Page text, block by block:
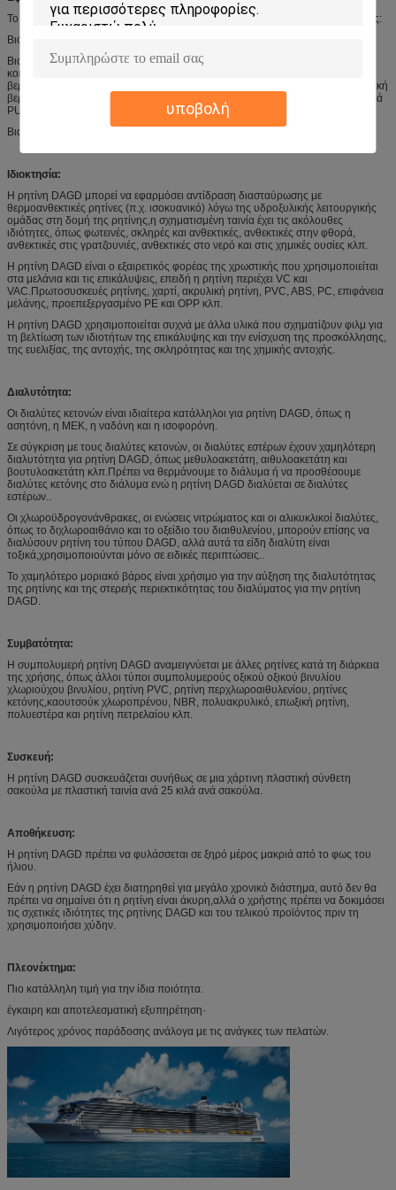
υποβολή
Το DAGD εφαρμόζεται επί του παρόντος στους ακόλουθους πολλούς κλάδους:
Βιομηχανία μελάνων: μελάνες εκτύπωσης με βάθρα για την επικάλυψη.
Βιομηχανία επικαλύψεων: βερνίκι επικάλυψης πλοίων, βερνίκι επικάλυψης
κοινού μετάλλου, ανθεκτική στη διάβρωση επικάλυψη για πλοία και πλοία,
βερνίκι για το κέλυφος μηχανημάτων, βαφές βιομηχανικής συντήρησης,πλαστική
βερνίτιδα, επικάλυψη δοχείων, επικάλυψη δέρματος, υψηλής ποιότητας μπογιά
PU ξύλου, χρώμα μετάλλου κλπ.
Βιομηχανία κόλλων: κόλλες διαστρωμάτων, κόλλες μαγνητικής ταινίας.
Ιδιοκτησία:
Η ρητίνη DAGD μπορεί να εφαρμόσει αντίδραση διασταύρωσης με
θερμοανθεκτικές ρητίνες (π.χ. ισοκυανικό) λόγω της υδροξυλικής λειτουργικής
ομάδας στη δομή της ρητίνης,η σχηματισμένη ταινία έχει τις ακόλουθες
ιδιότητες, όπως φωτεινές, σκληρές και ανθεκτικές, ανθεκτικές στην φθορά,
ανθεκτικές στις γρατζουνιές, ανθεκτικές στο νερό και στις χημικές ουσίες κλπ.
Η ρητίνη DAGD είναι ο εξαιρετικός φορέας της χρωστικής που χρησιμοποιείται
στα μελάνια και τις επικάλυψεις, επειδή η ρητίνη περιέχει VC και
VAC.Πρωτοσυσκευές ρητίνης, χαρτί, ακρυλική ρητίνη, PVC, ABS, PC, επιφάνεια
μελάνης, προεπεξεργασμένο PE και OPP κλπ.
Η ρητίνη DAGD χρησιμοποιείται συχνά με άλλα υλικά που σχηματίζουν φιλμ για
τη βελτίωση των ιδιοτήτων της επικάλυψης και την ενίσχυση της προσκόλλησης,
της ευελιξίας, της αντοχής, της σκληρότητας και της χημικής αντοχής.
Διαλυτότητα:
Οι διαλύτες κετονών είναι ιδιαίτερα κατάλληλοι για ρητίνη DAGD, όπως η
ασητόνη, η MEK, η ναδόνη και η ισοφορόνη.
Σε σύγκριση με τους διαλύτες κετονών, οι διαλύτες εστέρων έχουν χαμηλότερη
διαλυτότητα για ρητίνη DAGD, όπως μεθυλοακετάτη, αιθυλοακετάτη και
βουτυλοακετάτη κλπ.Πρέπει να θερμάνουμε το διάλυμα ή να προσθέσουμε
διαλύτες κετόνης στο διάλυμα ενώ η ρητίνη DAGD διαλύεται σε διαλύτες
εστέρων..
Οι χλωροϋδρογονάνθρακες, οι ενώσεις νιτρώματος και οι αλικυκλικοί διαλύτες,
όπως το διχλωροαιθάνιο και το οξείδιο του διαιθυλενίου, μπορούν επίσης να
διαλύσουν ρητίνη του τύπου DAGD, αλλά αυτά τα είδη διαλύτη είναι
τοξικά,χρησιμοποιούνται μόνο σε ειδικές περιπτώσεις..
Το χαμηλότερο μοριακό βάρος είναι χρήσιμο για την αύξηση της διαλυτότητας
της ρητίνης και της στερεής περιεκτικότητας του διαλύματος για την ρητίνη
DAGD.
Συμβατότητα:
Η συμπολυμερή ρητίνη DAGD αναμειγνύεται με άλλες ρητίνες κατά τη διάρκεια
της χρήσης, όπως άλλοι τύποι συμπολυμερούς οξικού οξικού βινυλίου
χλωριούχου βινυλίου, ρητίνη PVC, ρητίνη περχλωροαιθυλενίου, ρητίνες
κετόνης,καουτσούκ χλωροπρένου, NBR, πολυακρυλικό, επωξική ρητίνη,
πολυεστέρα και ρητίνη πετρελαίου κλπ.
Συσκευή:
Η ρητίνη DAGD συσκευάζεται συνήθως σε μια χάρτινη πλαστική σύνθετη
σακούλα με πλαστική ταινία ανά 25 κιλά ανά σακούλα.
Αποθήκευση:
Η ρητίνη DAGD πρέπει να φυλάσσεται σε ξηρό μέρος μακριά από το φως του
ήλιου.
Εάν η ρητίνη DAGD έχει διατηρηθεί για μεγάλο χρονικό διάστημα, αυτό δεν θα
πρέπει να σημαίνει ότι η ρητίνη είναι άκυρη,αλλά ο χρήστης πρέπει να δοκιμάσει
τις σχετικές ιδιότητες της ρητίνης DAGD και του τελικού προϊόντος πριν τη
χρησιμοποιήσει χύδην.
Πλεονέκτημα:
Πιο κατάλληλη τιμή για την ίδια ποιότητα.
έγκαιρη και αποτελεσματική εξυπηρέτηση·
Λιγότερος χρόνος παράδοσης ανάλογα με τις ανάγκες των πελατών.